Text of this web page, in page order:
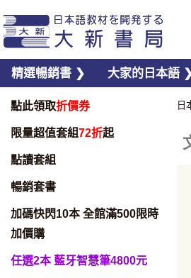
精選暢銷書 ❯ 大家的日本語
點此領取折價券
限量超值套組72折起
點讀套組
暢銷套書
加碼快閃10本 全館滿500限時
加價購
任選2本 藍牙智慧筆4800元
日